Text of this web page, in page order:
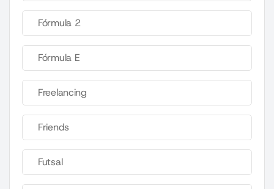
Fórmula 2
Fórmula E
Freelancing
Friends
Futsal